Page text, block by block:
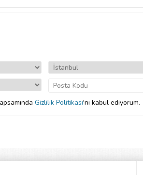
Gizlilik Politikası'nı kabul ediyorum.